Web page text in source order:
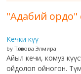
"Адабий ордо"
Кечки күү
by Төлөкова Элмира
Айыл кечи, комуз
ойдолоп ойногон.